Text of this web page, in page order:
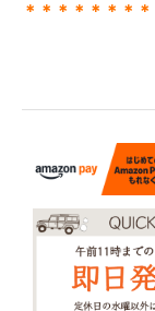
＊＊＊＊＊＊＊